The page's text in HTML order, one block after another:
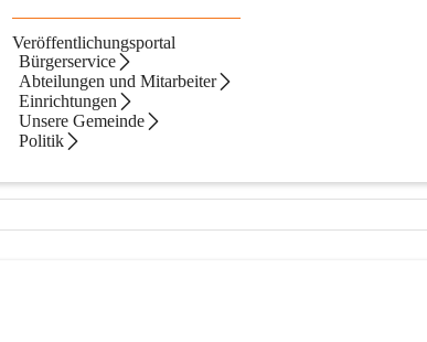
Veröffentlichungsportal
Bürgerservice
Abteilungen und Mitarbeiter
Einrichtungen
Unsere Gemeinde
Politik